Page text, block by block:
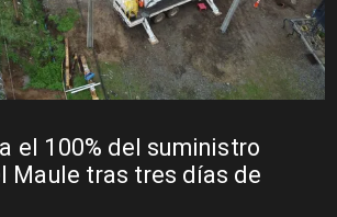
el 100% del suministro
Maule tras tres días de